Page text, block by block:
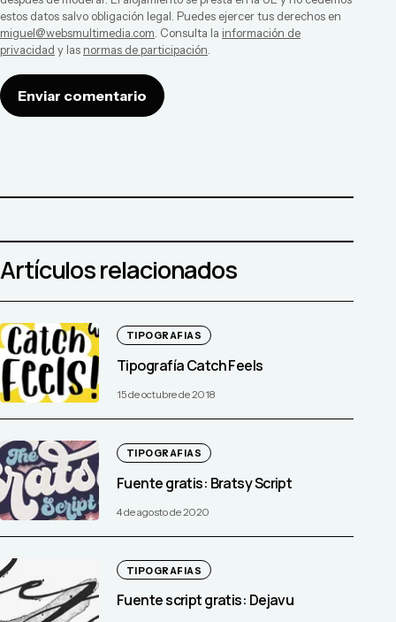
estos datos salvo obligación legal. Puedes ejercer tus derechos en
miguel@websmultimedia.com. Consulta la información de
privacidad y las normas de participación.
Enviar comentario
Artículos relacionados
TIPOGRAFIAS
Tipografía Catch Feels
15 de octubre de 2018
TIPOGRAFIAS
Fuente gratis: Bratsy Script
4 de agosto de 2020
TIPOGRAFIAS
Fuente script gratis: Dejavu